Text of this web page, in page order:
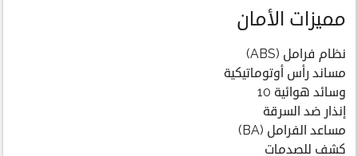
مميزات الأمان
نظام فرامل (ABS)
مساند رأس أوتوماتيكية
وسائد هوائية 10
إنذار ضد السرقة
مساعد الفرامل (BA)
كشف للصدمات